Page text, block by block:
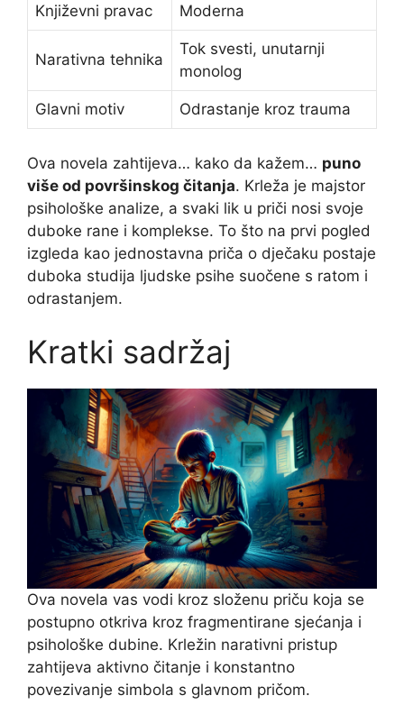
Književni pravac Moderna
Narativna tehnika
Tok svesti, unutarnji
monolog
Glavni motiv Odrastanje kroz trauma
Ova novela zahtijeva… kako da kažem… puno
više od površinskog čitanja. Krleža je majstor
psihološke analize, a svaki lik u priči nosi svoje
duboke rane i komplekse. To što na prvi pogled
izgleda kao jednostavna priča o dječaku postaje
duboka studija ljudske psihe suočene s ratom i
odrastanjem.
Kratki sadržaj
Ova novela vas vodi kroz složenu priču koja se
postupno otkriva kroz fragmentirane sjećanja i
psihološke dubine. Krležin narativni pristup
zahtijeva aktivno čitanje i konstantno
povezivanje simbola s glavnom pričom.